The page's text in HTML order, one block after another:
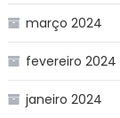
março 2024
fevereiro 2024
janeiro 2024